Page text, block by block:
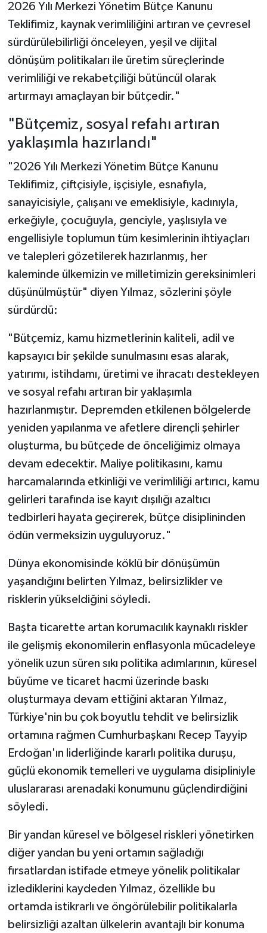
2026 Yılı Merkezi Yönetim Bütçe Kanunu
Teklifimiz, kaynak verimliliğini artıran ve çevresel
sürdürülebilirliği önceleyen, yeşil ve dijital
dönüşüm politikaları ile üretim süreçlerinde
verimliliği ve rekabetçiliği bütüncül olarak
artırmayı amaçlayan bir bütçedir."
"Bütçemiz, sosyal refahı artıran
yaklaşımla hazırlandı"
"2026 Yılı Merkezi Yönetim Bütçe Kanunu
Teklifimiz, çiftçisiyle, işçisiyle, esnafıyla,
sanayicisiyle, çalışanı ve emeklisiyle, kadınıyla,
erkeğiyle, çocuğuyla, genciyle, yaşlısıyla ve
engellisiyle toplumun tüm kesimlerinin ihtiyaçları
ve talepleri gözetilerek hazırlanmış, her
kaleminde ülkemizin ve milletimizin gereksinimleri
düşünülmüştür" diyen Yılmaz, sözlerini şöyle
sürdürdü:
"Bütçemiz, kamu hizmetlerinin kaliteli, adil ve
kapsayıcı bir şekilde sunulmasını esas alarak,
yatırımı, istihdamı, üretimi ve ihracatı destekleyen
ve sosyal refahı artıran bir yaklaşımla
hazırlanmıştır. Depremden etkilenen bölgelerde
yeniden yapılanma ve afetlere dirençli şehirler
oluşturma, bu bütçede de önceliğimiz olmaya
devam edecektir. Maliye politikasını, kamu
harcamalarında etkinliği ve verimliliği artırıcı, kamu
gelirleri tarafında ise kayıt dışılığı azaltıcı
tedbirleri hayata geçirerek, bütçe disiplininden
ödün vermeksizin uyguluyoruz."
Dünya ekonomisinde köklü bir dönüşümün
yaşandığını belirten Yılmaz, belirsizlikler ve
risklerin yükseldiğini söyledi.
Başta ticarette artan korumacılık kaynaklı riskler
ile gelişmiş ekonomilerin enflasyonla mücadeleye
yönelik uzun süren sıkı politika adımlarının, küresel
büyüme ve ticaret hacmi üzerinde baskı
oluşturmaya devam ettiğini aktaran Yılmaz,
Türkiye'nin bu çok boyutlu tehdit ve belirsizlik
ortamına rağmen Cumhurbaşkanı Recep Tayyip
Erdoğan'ın liderliğinde kararlı politika duruşu,
güçlü ekonomik temelleri ve uygulama disipliniyle
uluslararası arenadaki konumunu güçlendirdiğini
söyledi.
Bir yandan küresel ve bölgesel riskleri yönetirken
diğer yandan bu yeni ortamın sağladığı
fırsatlardan istifade etmeye yönelik politikalar
izlediklerini kaydeden Yılmaz, özellikle bu
ortamda istikrarlı ve öngörülebilir politikalarla
belirsizliği azaltan ülkelerin avantajlı bir konuma